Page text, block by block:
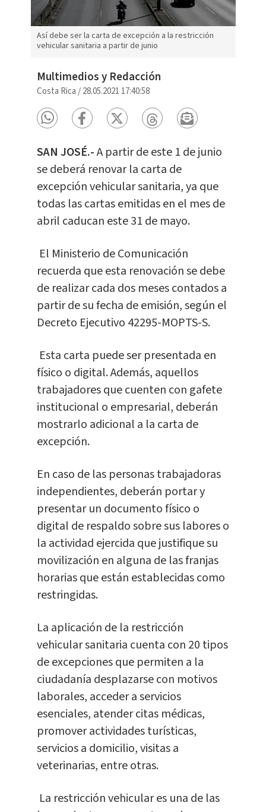
Así debe ser la carta de excepción a la restricción
vehicular sanitaria a partir de junio
Multimedios y Redacción
Costa Rica /28.05.2021 17:40:58
SAN JOSÉ.-A partir de este 1 de junio
se deberá renovar la carta de
excepción vehicular sanitaria, ya que
todas las cartas emitidas en el mes de
abril caducan este 31 de mayo.
El Ministerio de Comunicación
recuerda que esta renovación se debe
de realizar cada dos meses contados a
partir de su fecha de emisión, según el
Decreto Ejecutivo 42295-MOPTS-S.
Esta carta puede ser presentada en
físico o digital. Además, aquellos
trabajadores que cuenten con gafete
institucional o empresarial, deberán
mostrarlo adicional a la carta de
excepción.
En caso de las personas trabajadoras
independientes, deberán portar y
presentar un documento físico o
digital de respaldo sobre sus labores o
la actividad ejercida que justifique su
movilización en alguna de las franjas
horarias que están establecidas como
restringidas.
La aplicación de la restricción
vehicular sanitaria cuenta con 20 tipos
de excepciones que permiten a la
ciudadanía desplazarse con motivos
laborales, acceder a servicios
esenciales, atender citas médicas,
promover actividades turísticas,
servicios a domicilio, visitas a
veterinarias, entre otras.
La restricción vehicular es una de las